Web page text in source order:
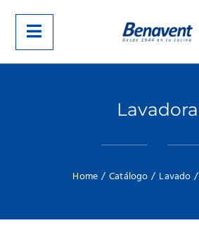
Lavadora
Home / Catálogo / Lavado /